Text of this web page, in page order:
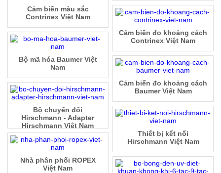
Cảm biến màu sắc
Contrinex Việt Nam
Cảm biến đo khoảng cách
Contrinex Việt Nam
Bộ mã hóa Baumer Việt
Nam
Cảm biến đo khoảng cách
Baumer Việt Nam
Bộ chuyển đổi
Hirschmann - Adapter
Hirschmann Việt Nam
Thiết bị kết nối
Hirschmann Việt Nam
Nhà phân phối ROPEX
Việt Nam